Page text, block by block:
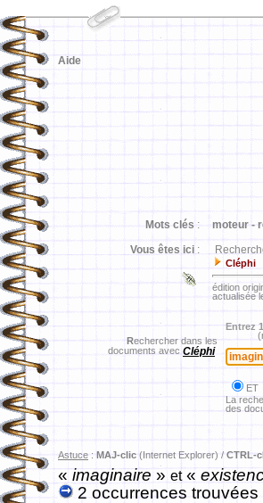
Aide
Mots clés : moteur -
Vous êtes ici :
Cléphi
édition
actualisée
Rechercher dans les
documents avec Cléphi
Entrez
ET
La
des
Astuce : MAJ-clic (Internet Explorer) / CTRL-
«imaginaire » et«
2 occurrences trouvées